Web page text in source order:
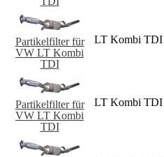
Partikelfilter für
VW LT Kombi
TDI
LT Kombi TDI
Partikelfilter für
VW LT Kombi
TDI
LT Kombi TDI